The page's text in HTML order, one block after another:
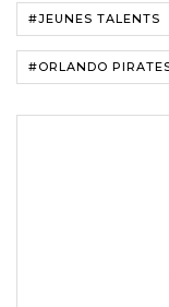
#JEUNES TALENTS
#ORLANDO